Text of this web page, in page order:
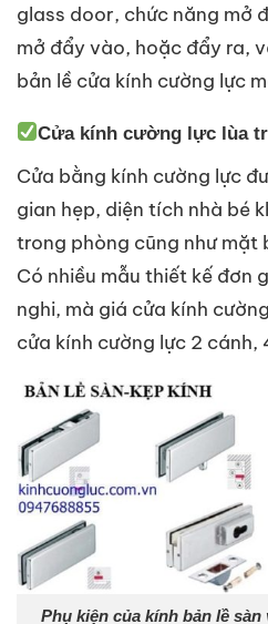
glass door, chức năng mở
mở đẩy vào, hoặc đẩy ra,
bản lề cửa kính cường lực
Cửa kính cường lực lùa
Cửa bằng kính cường lực
gian hẹp, diện tích nhà bé
trong phòng cũng như mặt
Có nhiều mẫu thiết kế đơn
nghi, mà giá cửa kính
cửa kính cường lực 2 cánh,
Phụ kiện của kính bản lề